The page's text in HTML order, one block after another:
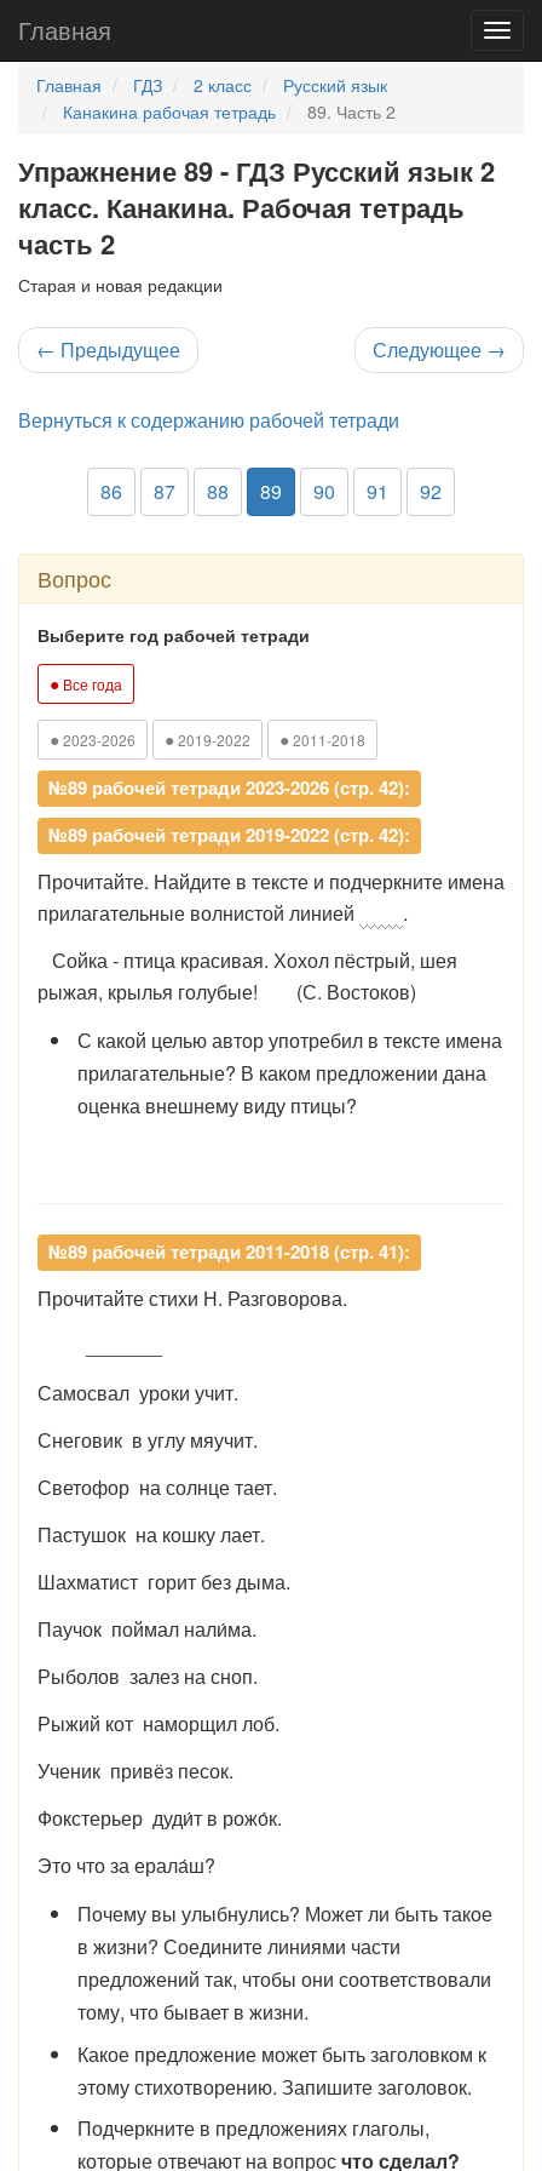
Главная
Главная ГДЗ 2 класс
Русский язык
Канакина рабочая тетрадь
89. Часть 2
Упражнение 89 - ГДЗ Русский язык 2
класс. Канакина. Рабочая тетрадь
часть 2
Старая и новая редакции
← Предыдущее Следующее →
Вернуться к содержанию рабочей тетради
86 87 88 89 90 91 92
Вопрос
Выберите год рабочей тетради
● Все года
● 2023-2026 ● 2019-2022 ● 2011-2018
№89 рабочей тетради 2023-2026 (стр. 42):
№89 рабочей тетради 2019-2022 (стр. 42):
Прочитайте. Найдите в тексте и подчеркните имена
прилагательные волнистой линией
.
Сойка - птица красивая. Хохол пёстрый, шея
рыжая, крылья голубые! (С. Востоков)
С какой целью автор употребил в тексте имена
прилагательные? В каком предложении дана
оценка внешнему виду птицы?
№89 рабочей тетради 2011-2018 (стр. 41):
Прочитайте стихи Н. Разговорова.
Самосвал уроки учит.
Снеговик в углу мяучит.
Светофор на солнце тает.
Пастушок на кошку лает.
Шахматист горит без дыма.
Паучок поймал нали́ма.
Рыболов залез на сноп.
Рыжий кот наморщил лоб.
Ученик привёз песок.
Фокстерьер дуди́т в рожо́к.
Это что за ерала́ш?
Почему вы улыбнулись? Может ли быть такое
в жизни? Соедините линиями части
предложений так, чтобы они соответствовали
тому, что бывает в жизни.
Какое предложение может быть заголовком к
этому стихотворению. Запишите заголовок.
Подчеркните в предложениях глаголы,
которые отвечают на вопросчто сделал?